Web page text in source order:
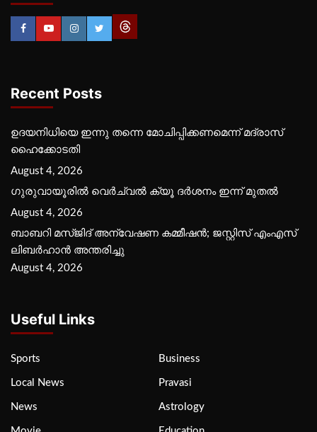
Recent Posts
ഉദയനിധിയെ ഇന്നു തന്നെ മോചിപ്പിക്കണമെന്ന് മദ്രാസ്
ഹൈക്കോടതി
August 4, 2026
ഗുരുവായൂരില്‍ വെര്‍ച്വല്‍ ക്യൂ ദര്‍ശനം ഇന്ന് മുതല്‍
August 4, 2026
ബാബറി മസ്ജിദ് അന്വേഷണ കമ്മീഷന്‍; ജസ്റ്റിസ് എംഎസ്
ലിബര്‍ഹാന്‍ അന്തരിച്ചു
August 4, 2026
Useful Links
Sports Business
Local News Pravasi
News Astrology